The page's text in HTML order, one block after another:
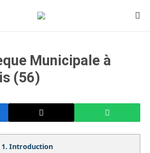
Municipale à
(56)
1. Introduction